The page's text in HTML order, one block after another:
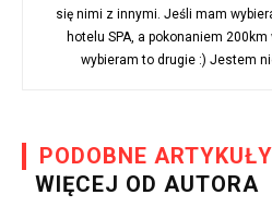
się nimi z innymi. Jeśli mam
hotelu SPA, a pokonaniem
wybieram to drugie :) Jestem
PODOBNE ARTYKUŁY
WIĘCEJ OD AUTORA